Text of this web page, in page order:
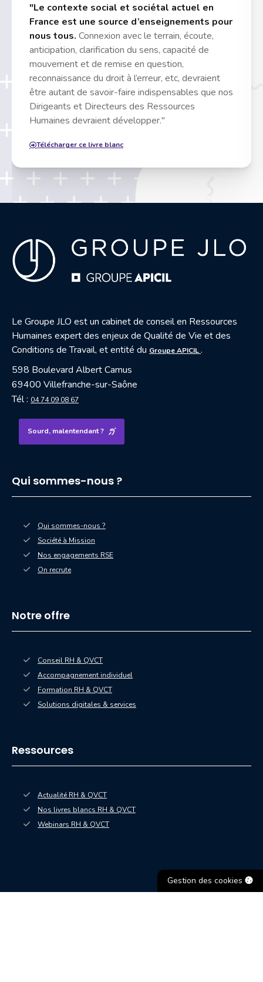
"Le contexte social et sociétal actuel en
France est une source d’enseignements pour
nous tous. Connexion avec le terrain, écoute,
anticipation, clarification du sens, capacité de
mouvement et de remise en question,
reconnaissance du droit à l’erreur, etc, devraient
être autant de savoir-faire indispensables que nos
Dirigeants et Directeurs des Ressources
Humaines devraient développer."
Télécharger ce livre blanc
Le Groupe JLO est un cabinet de conseil en Ressources
Humaines expert des enjeux de Qualité de Vie et des
Conditions de Travail, et entité du Groupe APICIL.
598 Boulevard Albert Camus
69400 Villefranche-sur-Saône
Tél : 04 74 09 08 67
Sourd, malentendant ?
Qui sommes-nous ?
Qui sommes-nous ?
Société à Mission
Nos engagements RSE
On recrute
Notre offre
Conseil RH & QVCT
Accompagnement individuel
Formation RH & QVCT
Solutions digitales & services
Ressources
Actualité RH & QVCT
Nos livres blancs RH & QVCT
Webinars RH & QVCT— nouvelle fenêtre
Gestion des cookies